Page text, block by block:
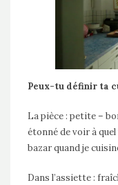
Peux-tu définir ta
La pièce : petite –
étonné de voir à
bazar quand je
Dans l’assiette :